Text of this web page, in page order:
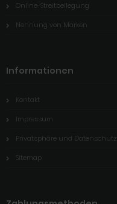
Online-Streitbeilegung
Nennung von Marken
Informationen
Kontakt
Impressum
Privatsphäre und Datenschutz
Sitemap